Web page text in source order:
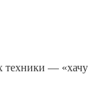
техники — «хачу